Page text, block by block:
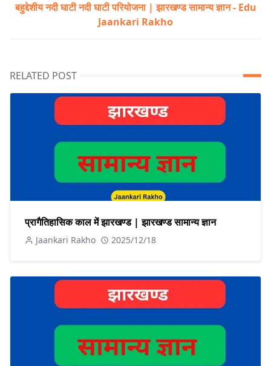
बहुद्देशीय नदी घाटी नदी घाटी परियोजना | झारखण्ड सामान्य ज्ञान - Edu
Jaankari Rakho
RELATED POST
प्रागैतिहासिक काल में झारखण्ड | झारखण्ड सामान्य ज्ञान
Jaankari Rakho 2025/12/18